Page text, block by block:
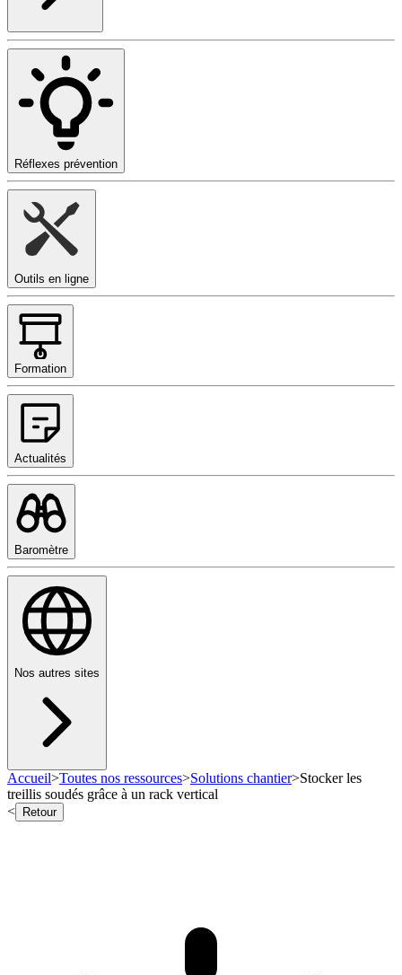
Réflexes prévention
Outils en ligne
Formation
Actualités
Baromètre
Nos autres sites
Accueil>Toutes nos ressources>Solutions chantier>Stocker les
treillis soudés grâce à un rack vertical
<
Retour